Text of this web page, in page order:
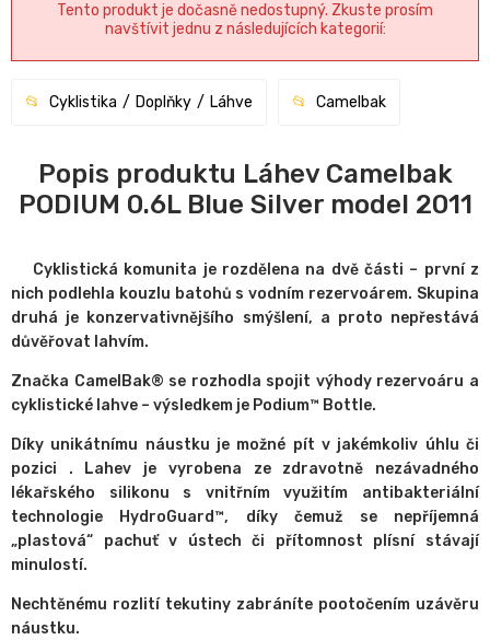
Tento produkt je dočasně nedostupný. Zkuste prosím
navštívit jednu z následujících kategorií:
Cyklistika Doplňky Láhve Camelbak
Popis produktu Láhev Camelbak
PODIUM 0.6L Blue Silver model 2011
Cyklistická komunita je rozdělena na dvě části – první z
nich podlehla kouzlu batohů s vodním rezervoárem. Skupina
druhá je konzervativnějšího smýšlení, a proto nepřestává
důvěřovat lahvím.
Značka CamelBak® se rozhodla spojit výhody rezervoáru a
cyklistické lahve – výsledkem je Podium™ Bottle.
Díky unikátnímu náustku je možné pít v jakémkoliv úhlu či
pozici . Lahev je vyrobena ze zdravotně nezávadného
lékařského silikonu s vnitřním využitím antibakteriální
technologie HydroGuard™, díky čemuž se nepříjemná
„plastová“ pachuť v ústech či přítomnost plísní stávají
minulostí.
Nechtěnému rozlití tekutiny zabráníte pootočením uzávěru
náustku.